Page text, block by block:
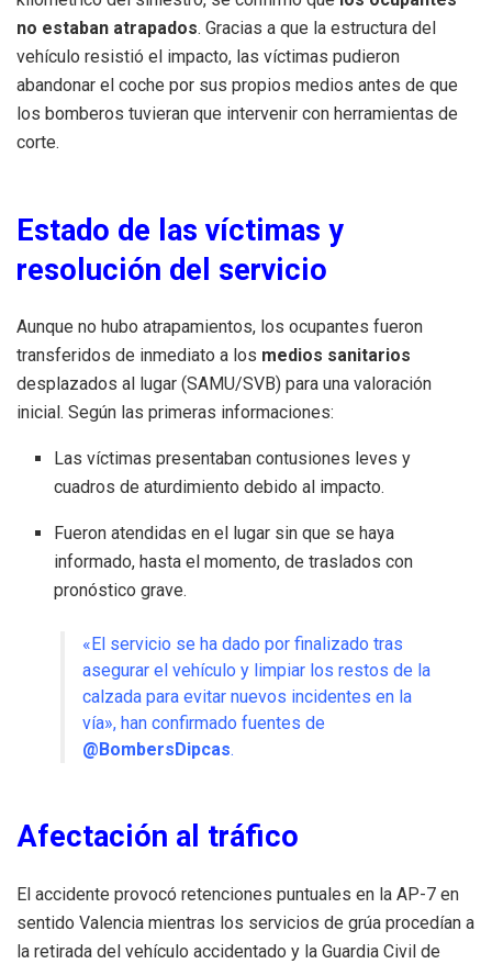
no estaban atrapados. Gracias a que la estructura del
vehículo resistió el impacto, las víctimas pudieron
abandonar el coche por sus propios medios antes de que
los bomberos tuvieran que intervenir con herramientas de
corte.
Estado de las víctimas y
resolución del servicio
Aunque no hubo atrapamientos, los ocupantes fueron
transferidos de inmediato a los medios sanitarios
desplazados al lugar (SAMU/SVB) para una valoración
inicial. Según las primeras informaciones:
Las víctimas presentaban contusiones leves y
cuadros de aturdimiento debido al impacto.
Fueron atendidas en el lugar sin que se haya
informado, hasta el momento, de traslados con
pronóstico grave.
«El servicio se ha dado por finalizado tras
asegurar el vehículo y limpiar los restos de la
calzada para evitar nuevos incidentes en la
vía», han confirmado fuentes de
@BombersDipcas.
Afectación al tráfico
El accidente provocó retenciones puntuales en la AP-7 en
sentido Valencia mientras los servicios de grúa procedían a
la retirada del vehículo accidentado y la Guardia Civil de